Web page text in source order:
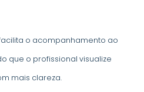
o acompanhamento ao
que o profissional visualize
mais clareza.